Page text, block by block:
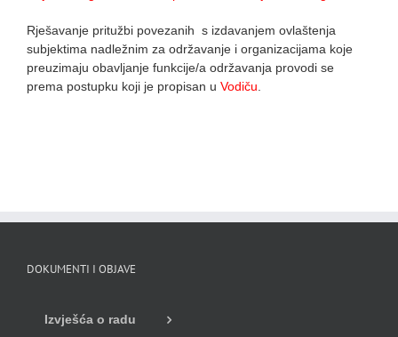
Rješavanje pritužbi povezanih s izdavanjem ovlaštenja
subjektima nadležnim za održavanje i organizacijama koje
preuzimaju obavljanje funkcije/a održavanja provodi se
prema postupku koji je propisan u Vodiču.
DOKUMENTI I OBJAVE
Izvješća o radu